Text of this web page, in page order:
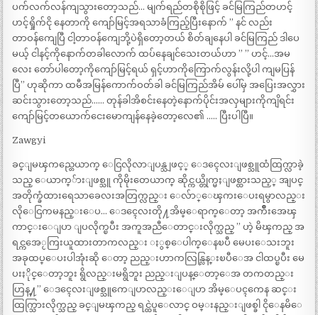
ပက်လက်လန်ကျသွားတော့သည်… မျက်ရည်တစိုစိုဖြင့် ခင်မြကြည်တဟင့်
ဟင့်ရှိုက်ငို နေတာကို ကျော်မြင့်အရသာခံကြည့်ပြီးနောက် ” နင် လည်း
တာဝန်ကျေပြီ ငါ့တာဝန်ကျေဘို့ပဲရှိတော့တယ် စိတ်ချနေပါ ခင်မြကြည် ဒါပေ
မယ့် ငါနင့်ကိုနောက်တခါလောက် ထပ်နေချင်သေးတယ်ဟာ ” ” ဟင့်…အမ
လေး တော်ပါတော့ကိုကျော်မြင့်ရယ် ရှင့်ဟာကိုကြောက်လွန်းလို့ပါ ကျမပြန်
ပြီ” ဟုဆိုကာ ထမီအမြန်ကောက်ဝတ်ခါ ခင်မြကြည်အိမ် ပေါ်မှ အပြေးအလွှား
ဆင်းသွားတော့သည်…… တုန်ခါအိစင်းနေတဲ့နောက်ပိုင်းအလှများကိုကျိရင်း
ကျော်မြင့်တယောက်ငေးမောကျန်နေခဲ့တော့လေ၏ ….. ပြီးပါပြီ။
Zawgyi
ခင္ျမၾကည္တေယာက္ ေငြလိုလာျပန္သျဖင့္ ေဒၚေလးျဖစ္သူထံထြက္လာခဲ့
သည္ ေယာက္်ားျဖစ္သူ ကိုမိုးတေယာက္ ဆိုင္ကယ္တိုက္မႈျဖစ္ထားသည့္ အျပင္
အတိုက္ခံထားရေသာခေလးအတြက္လည္း ေလ်ာ္ေၾကးေပးရမွာလည္း
လိုေငြကမနည္းေပ… ေဒၚေလးတို႔အိမ္ေရာက္ေတာ့ အက်ိဳးအေၾ
ကာင္းေျပာ ျပလိုက္ၿပီး အကူအညီေတာင္းလိုက္သည္ ” ဟဲ့ မိၾကည္ အ
ရင္ကအေႂကြးယူထားတာကလည္း ႏွစ္ေပါက္ေနၿပီ မေပးေသးဘူး
အခုထပ္ေပးပါအုံးဆို ေတာ့ ညည္းဟာကလြန္လြန္းၿပီေအ ငါထပ္ၿပီး မေ
ပးႏိုင္ေတာ့ဘူး ရွိလည္းမရွိဘူး ညည္းျပန္ေတာ့ေအ တကတည္း
ဟြန္႔” ေဒၚေလးျဖစ္သူကေျပာလည္းေျပာ အိမ္ေပၚကေန ဆင္း
ထြက္သြားလိုက္သည္ ခင္ျမၾကည္ ရင္ထဲပူေလာင္ ဝမ္းနည္းျဖစ္ခါ ငိုေနမိေ